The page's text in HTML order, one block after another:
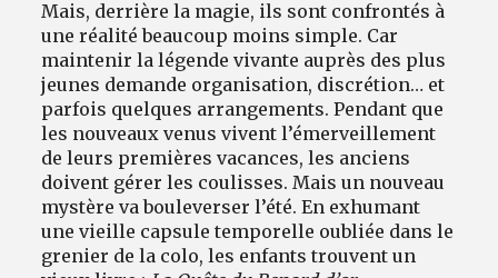
Mais, derrière la magie, ils sont confrontés à
une réalité beaucoup moins simple. Car
maintenir la légende vivante auprès des plus
jeunes demande organisation, discrétion… et
parfois quelques arrangements. Pendant que
les nouveaux venus vivent l’émerveillement
de leurs premières vacances, les anciens
doivent gérer les coulisses. Mais un nouveau
mystère va bouleverser l’été. En exhumant
une vieille capsule temporelle oubliée dans le
grenier de la colo, les enfants trouvent un